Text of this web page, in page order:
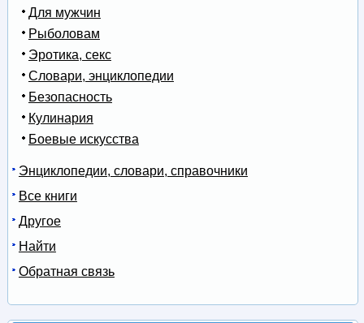
Для мужчин
Рыболовам
Эротика, секс
Словари, энциклопедии
Безопасность
Кулинария
Боевые искусства
Энциклопедии, словари, справочники
Все книги
Другое
Найти
Обратная связь